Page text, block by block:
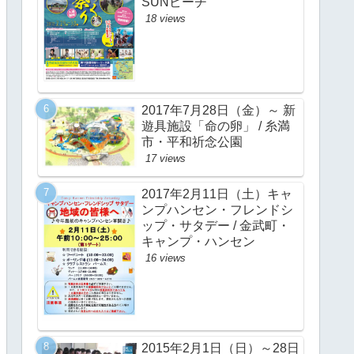
18 views
2017年7月28日（金）～ 新
遊具施設「命の卵」 / 糸満
市・平和祈念公園
17 views
2017年2月11日（土）キャ
ンプハンセン・フレンドシ
ップ・サタデー / 金武町・
キャンプ・ハンセン
16 views
2015年2月1日（日）～28日